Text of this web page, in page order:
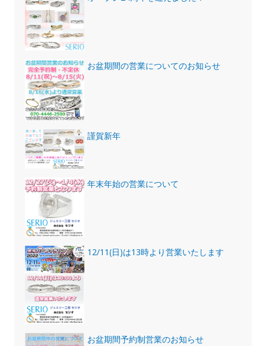
お盆期間の営業についてのお知らせ
謹賀新年
年末年始の営業について
12/11(日)は13時より営業いたします
お盆期間予約制営業のお知らせ